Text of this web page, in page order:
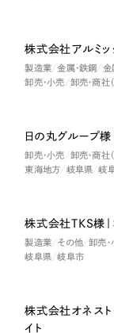
株式会社アルミッ
製造業 金属・鉄鋼 金
卸売・小売
卸売・商社
日の丸グループ様
卸売・小売 卸売・商社
東海地方
岐阜県 岐
株式会社TKS様｜
製造業 その他 卸売・
岐阜県
岐阜市
株式会社オネスト
イト